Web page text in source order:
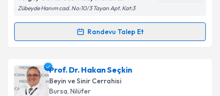
Kişisel verilerimin işlenmesine ilişkinAydınlatma
'ni okudum ve kişisel verilerimin belirtilen
kapsamda işlenmesini kabul ediyorum.
Takvim Talebini Gönder
Zübeyde Hanım cad. No:10/3 Tayan Apt. Kat:3
Randevu Talep Et
Randevu Takvimi Talebi
Uzm. Dr. Turgay Göncüiçin randevu takvimi talebi
oluşturun. Size bu uzmandan randevu almanız için bir
takvim hazırlandığında e-posta ile bilgilendireceğiz.
Prof. Dr. Hakan Seçkin
Beyin ve Sinir Cerrahisi
Bursa, Nilüfer